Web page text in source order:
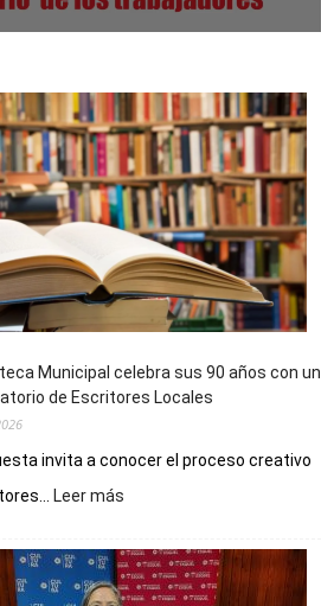
Municipal celebra sus 90 años con un
de Escritores Locales
invita a conocer el proceso creativo
Leer más
Municipal
celebra